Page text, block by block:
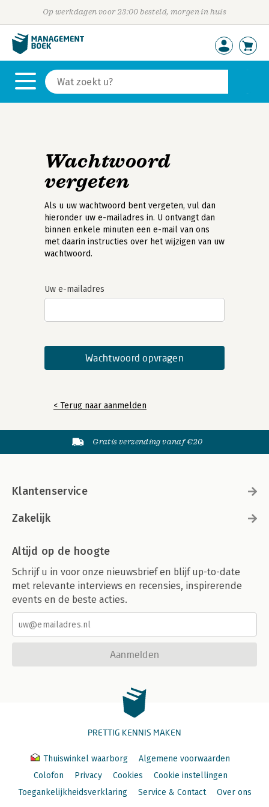
Op werkdagen voor 23:00 besteld, morgen in huis
Wachtwoord
vergeten
Als u uw wachtwoord bent vergeten, vul dan
hieronder uw e-mailadres in. U ontvangt dan
binnen enkele minuten een e-mail van ons
met daarin instructies over het wijzigen van uw
wachtwoord.
Uw e-mailadres
< Terug naar aanmelden
Gratis verzending vanaf €20
Klantenservice
Zakelijk
Altijd op de hoogte
Schrijf u in voor onze nieuwsbrief en blijf up-to-date
met relevante interviews en recensies, inspirerende
events en de beste acties.
Aanmelden
PRETTIG KENNIS MAKEN
Thuiswinkel waarborg
Algemene voorwaarden
Colofon
Privacy Cookies
Cookie instellingen
Toegankelijkheidsverklaring
Service & Contact Over ons